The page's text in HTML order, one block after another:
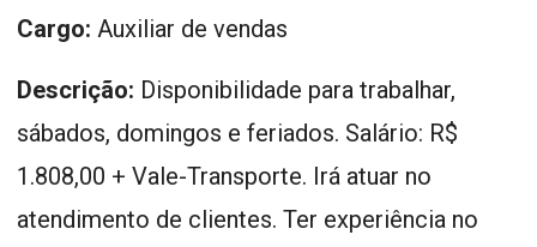
Cargo: Auxiliar de vendas
Descrição: Disponibilidade para trabalhar,
sábados, domingos e feriados. Salário: R$
1.808,00 + Vale-Transporte. Irá atuar no
atendimento de clientes. Ter experiência no